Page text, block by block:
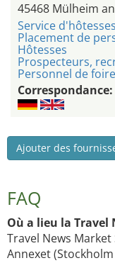
45468 Mülheim
Service d'hôtesses
Placement de
Hôtesses
Prospecteurs,
Personnel de foire
Correspondance:
Ajouter des
FAQ
Où a lieu la Travel
Travel News
Annexet